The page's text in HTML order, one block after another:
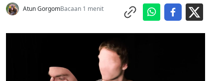
Atun GorgomBacaan 1 menit